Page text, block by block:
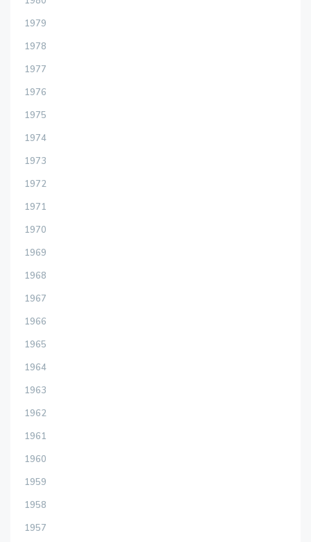
1979
1978
1977
1976
1975
1974
1973
1972
1971
1970
1969
1968
1967
1966
1965
1964
1963
1962
1961
1960
1959
1958
1957